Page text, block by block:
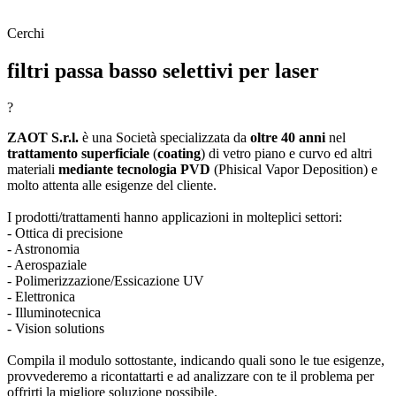
Cerchi
filtri passa basso selettivi per laser
?
ZAOT S.r.l. è una Società specializzata da oltre 40 anninel
trattamento superficiale (coating) di vetro piano e curvo ed altri
materiali mediante tecnologia PVD (Phisical Vapor Deposition) e
molto attenta alle esigenze del cliente.
I prodotti/trattamenti hanno applicazioni in molteplici settori:
- Ottica di precisione
- Astronomia
- Aerospaziale
- Polimerizzazione/Essicazione UV
- Elettronica
- Illuminotecnica
- Vision solutions
Compila il modulo sottostante, indicando quali sono le tue esigenze,
provvederemo a ricontattarti e ad analizzare con te il problema per
offrirti la migliore soluzione possibile.